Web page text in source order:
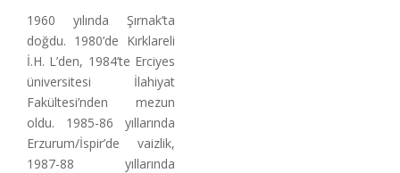
1960 yılında Şırnak’ta
doğdu. 1980’de Kırklareli
İ.H. L’den, 1984’te Erciyes
üniversitesi İlahiyat
Fakültesi’nden mezun
oldu. 1985-86 yıllarında
Erzurum/İspir’de vaizlik,
1987-88 yıllarında